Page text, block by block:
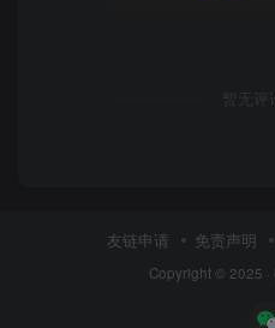
暂无评
友链申请 免责声明
Copyright © 2025 ·